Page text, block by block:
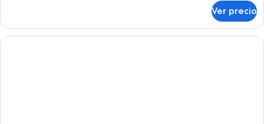
Ver precio